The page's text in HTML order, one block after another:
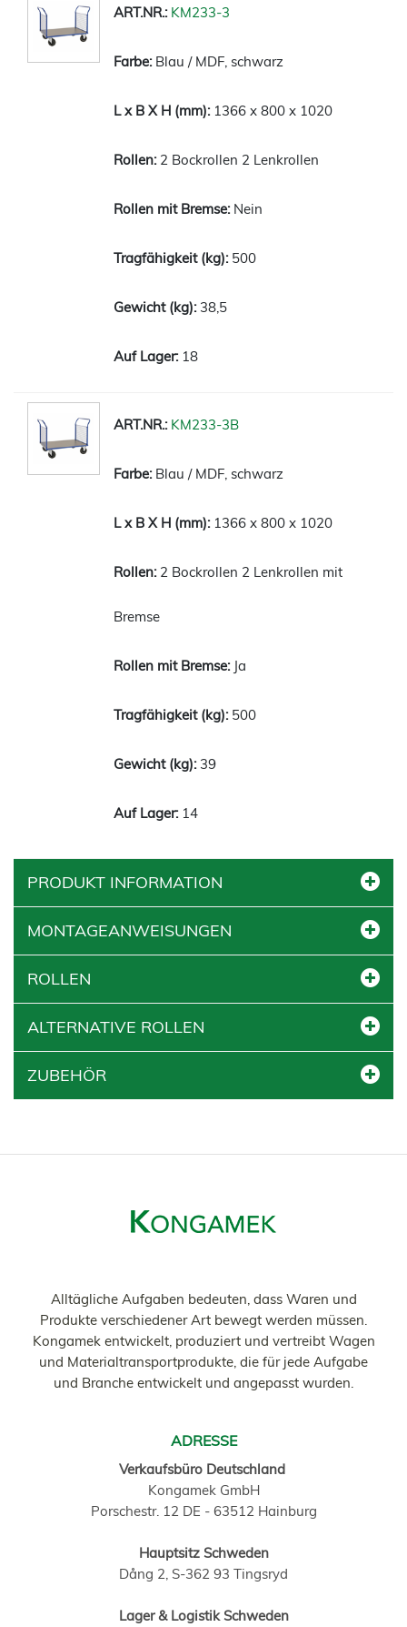
KM233-3
Blau / MDF, schwarz
1366 x 800 x 1020
2 Bockrollen 2 Lenkrollen
Nein
500
38,5
18
KM233-3B
Blau / MDF, schwarz
1366 x 800 x 1020
2 Bockrollen 2 Lenkrollen mit
Bremse
Ja
500
39
14
PRODUKT INFORMATION
MONTAGEANWEISUNGEN
ROLLEN
ALTERNATIVE ROLLEN
ZUBEHÖR
Alltägliche Aufgaben bedeuten, dass Waren und
Produkte verschiedener Art bewegt werden müssen.
Kongamek entwickelt, produziert und vertreibt Wagen
und Materialtransportprodukte, die für jede Aufgabe
und Branche entwickelt und angepasst wurden.
ADRESSE
Verkaufsbüro Deutschland
Kongamek GmbH
Porschestr. 12 DE - 63512 Hainburg
Hauptsitz Schweden
Dång 2, S-362 93 Tingsryd
Lager & Logistik Schweden